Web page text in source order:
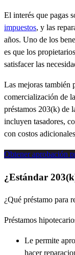
El interés que pagas
impuestos, y las
años. Uno de los
es que los
satisfacer las
Las mejoras también
comercialización de
préstamos 203(k) de
incluyen tasadores,
con costos
Obtener aprobación
¿Estándar
¿Qué préstamo para
Préstamos
Le permite
hacer